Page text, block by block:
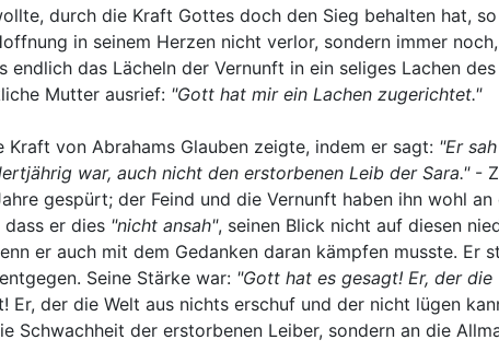
durch die Kraft Gottes doch den Sieg behalten hat,
in seinem Herzen nicht verlor, sondern immer
das Lächeln der Vernunft in ein seliges Lachen
Mutter ausrief: "Gott hat mir ein Lachen zugerichtet."
von Abrahams Glauben zeigte, indem er sagt: "Er
war, auch nicht den erstorbenen Leib der Sara."-
gespürt; der Feind und die Vernunft haben ihn wohl
er dies "nicht ansah", seinen Blick nicht auf diesen
er auch mit dem Gedanken daran kämpfen musste. Er
Seine Stärke war: "Gott hat es gesagt! Er, der
der die Welt aus nichts erschuf und der nicht lügen
Schwachheit der erstorbenen Leiber, sondern an die